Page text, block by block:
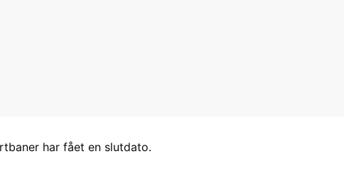
har fået en slutdato.